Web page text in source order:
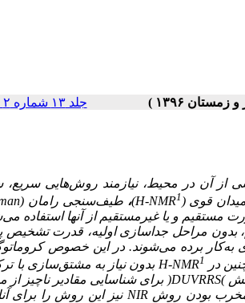
جلد ۱۳ شماره ۲ صفحات ۸۷-۷۷
از آن در محیط، نیازمند روش‌هایی سریع،
قوی ( 1
H-NMR
)،طیف‌سنجی رامان (
و یا غیر‌مستقیم از آنها استفاده
بدون مراحل جداسازی اولیه، قدرت تشخیص
برده می‌شوند. در این خصوص
در 1
H-NMR بدون نیاز به مشتق‌سازی با
(
DUVRRS
) برای شناسایی مقادیر ناچیز از
بودن روشNIR نیز این روش را برای